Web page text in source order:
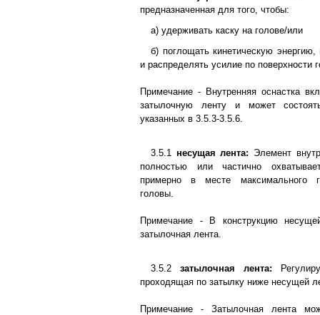
предназначенная для того, чтобы:
а) удерживать каску на голове/или
б) поглощать кинетическую
и распределять усилие по поверхности
Примечание - Внутренняя оснастка
затылочную ленту и может
указанных в 3.5.3-3.5.6.
3.5.1 несущая лента: Элемент
полностью или частично
примерно в месте максимального
головы.
Примечание - В конструкцию
затылочная лента.
3.5.2 затылочная лента:
проходящая по затылку ниже несущей
Примечание - Затылочная лента